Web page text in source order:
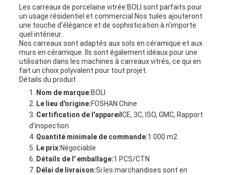
Les carreaux de porcelaine vitrée BOLI sont parfaits pour
un usage résidentiel et commercial.Nos tuiles ajouteront
une touche d'élégance et de sophistication à n'importe
quel intérieur..
Nos carreaux sont adaptés aux sols en céramique et aux
murs en céramique. Ils sont également idéaux pour une
utilisation dans les machines à carreaux vitrés, ce qui en
fait un choix polyvalent pour tout projet.
Détails du produit
Nom de marque:BOLI
Le lieu d'origine:FOSHAN Chine
Certification de l'appareil CE, 3C, ISO, GMC, Rapport
d'inspection
Quantité minimale de commande:1 000 m2
Le prix:Négociable
Détails de l' emballage:1 PCS/CTN
Délai de livraison:Si les marchandises sont en